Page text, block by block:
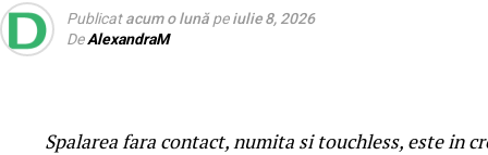
Publicat acum o lună pe iulie 8, 2026
De AlexandraM
Spalarea fara contact, numita si touchless, este in